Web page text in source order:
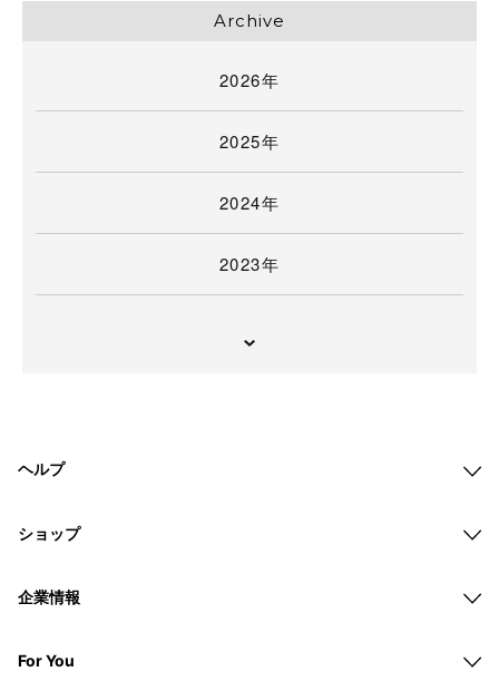
Archive
2026年
2025年
2024年
2023年
ヘルプ
ショップ
企業情報
For You